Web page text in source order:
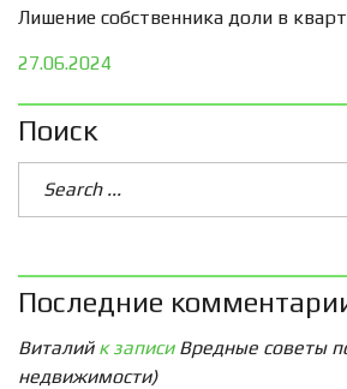
Лишение собственника доли в
27.06.2024
Поиск
Последние
Виталийк записи Вредные советы
недвижимости)